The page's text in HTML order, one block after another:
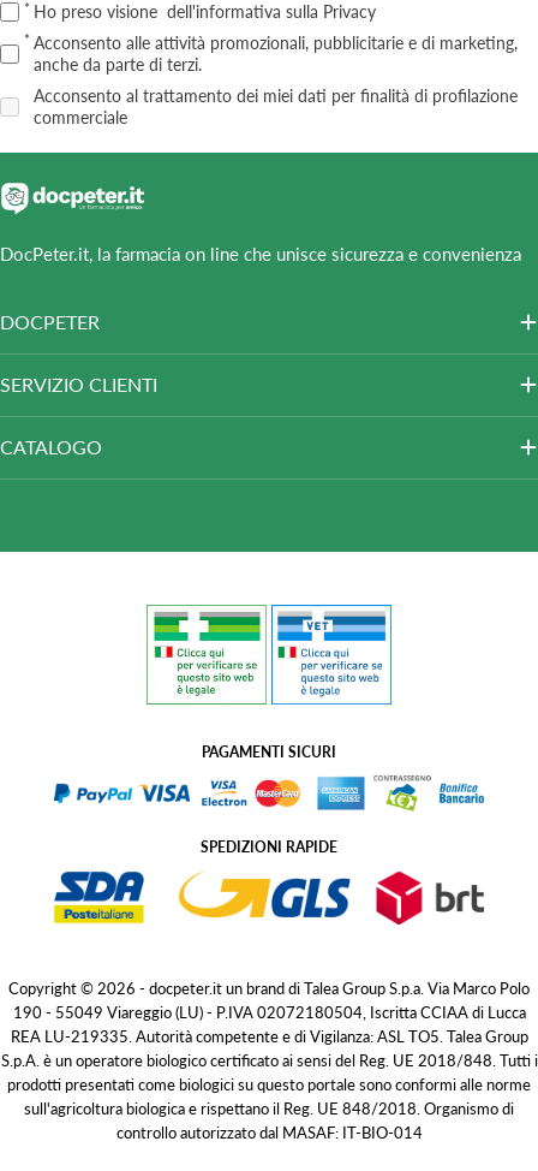
Ho preso visione dell'informativa sulla Privacy
Acconsento alle attività promozionali, pubblicitarie e di marketing,
anche da parte di terzi.
Acconsento al trattamento dei miei dati per finalità di profilazione
commerciale
DocPeter.it, la farmacia on line che unisce sicurezza e convenienza
DOCPETER
SERVIZIO CLIENTI
CATALOGO
PAGAMENTI SICURI
SPEDIZIONI RAPIDE
Copyright © 2026 - docpeter.it un brand di Talea Group S.p.a. Via Marco Polo
190 - 55049 Viareggio (LU) - P.IVA 02072180504, Iscritta CCIAA di Lucca
REA LU-219335. Autorità competente e di Vigilanza: ASL TO5. Talea Group
S.p.A. è un operatore biologico certificato ai sensi del Reg. UE 2018/848. Tutti i
prodotti presentati come biologici su questo portale sono conformi alle norme
sull'agricoltura biologica e rispettano il Reg. UE 848/2018. Organismo di
controllo autorizzato dal MASAF: IT-BIO-014